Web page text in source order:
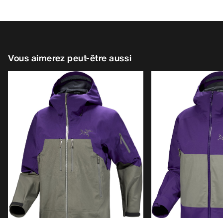
Vous aimerez peut-être aussi